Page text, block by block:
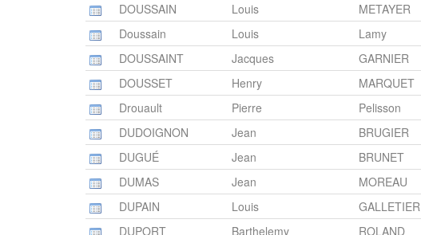
DOUSSAIN
Louis METAYER
Doussain
Louis Lamy
DOUSSAINT
Jacques GARNIER
DOUSSET
Henry MARQUET
Drouault
Pierre Pelisson
DUDOIGNON
Jean BRUGIER
DUGUÉ
Jean BRUNET
DUMAS
Jean MOREAU
DUPAIN
Louis GALLETIER
DUPORT
Barthelemy ROLAND